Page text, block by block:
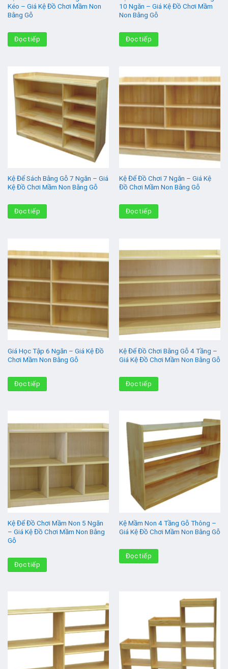
Kéo – Giá Kệ Đồ Chơi Mầm Non
Bằng Gỗ
Đọc tiếp
10 Ngăn – Giá Kệ Đồ Chơi Mầm
Non Bằng Gỗ
Đọc tiếp
Kệ Để Sách Bằng Gỗ 7 Ngăn – Giá
Kệ Đồ Chơi Mầm Non Bằng Gỗ
Đọc tiếp
Kệ Để Đồ Chơi 7 Ngăn – Giá Kệ
Đồ Chơi Mầm Non Bằng Gỗ
Đọc tiếp
Giá Học Tập 6 Ngăn – Giá Kệ Đồ
Chơi Mầm Non Bằng Gỗ
Đọc tiếp
Kệ Để Đồ Chơi Bằng Gỗ 4 Tầng –
Giá Kệ Đồ Chơi Mầm Non Bằng Gỗ
Đọc tiếp
Kệ Để Đồ Chơi Mầm Non 5 Ngăn
– Giá Kệ Đồ Chơi Mầm Non Bằng
Gỗ
Đọc tiếp
Kệ Mầm Non 4 Tầng Gỗ Thông –
Giá Kệ Đồ Chơi Mầm Non Bằng Gỗ
Đọc tiếp